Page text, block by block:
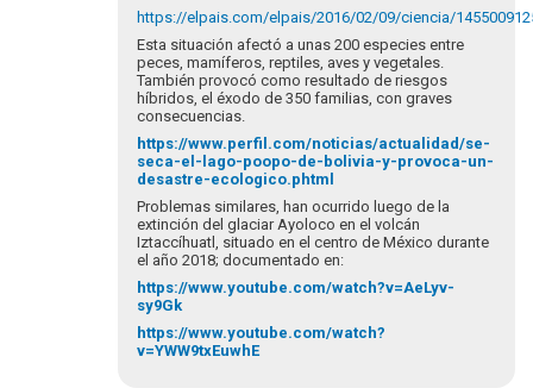
https://elpais.com/elpais/2016/02/09/ciencia/
Esta situación afectó a unas 200 especies entre
peces, mamíferos, reptiles, aves y vegetales.
También provocó como resultado de riesgos
híbridos, el éxodo de 350 familias, con graves
consecuencias.
https://www.perfil.com/noticias/actualidad/se-
seca-el-lago-poopo-de-bolivia-y-provoca-un-
desastre-ecologico.phtml
Problemas similares, han ocurrido luego de la
extinción del glaciar Ayoloco en el volcán
Iztaccíhuatl, situado en el centro de México durante
el año 2018; documentado en:
https://www.youtube.com/watch?v=AeLyv-
sy9Gk
https://www.youtube.com/watch?
v=YWW9txEuwhE